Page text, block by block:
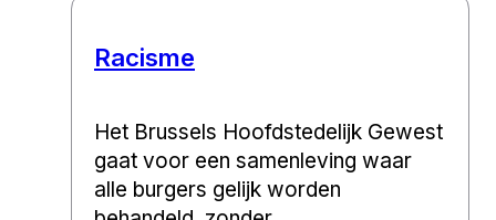
Racisme
Het Brussels Hoofdstedelijk Gewest
gaat voor een samenleving waar
alle burgers gelijk worden